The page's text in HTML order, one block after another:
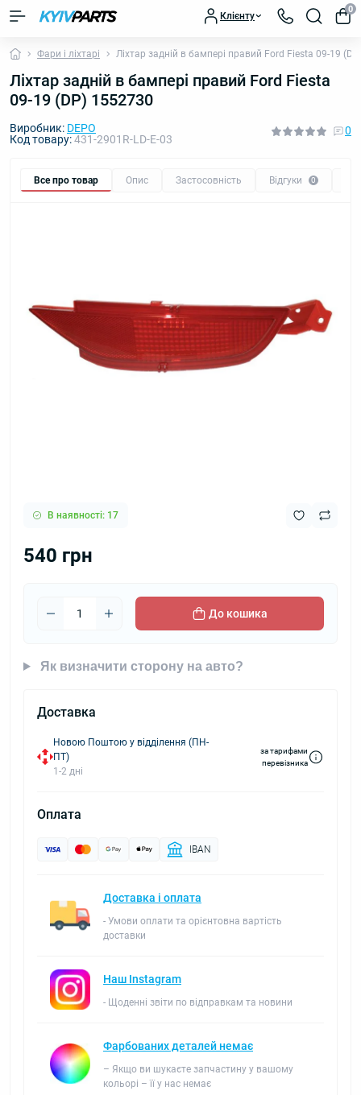
Клієнту
0
Фари і ліхтарі Ліхтар задній в бампері правий Ford Fiesta 09-19
Ліхтар задній в бампері правий Ford Fiesta
09-19 (DP) 1552730
Виробник: DEPO
Код товару:431-2901R-LD-E-03
0
Все про товар Опис Застосовність Відгуки 0
В наявності: 17
540 грн
До кошика
Як визначити сторону на авто?
Доставка
Новою Поштою у відділення (ПН-
ПТ)
1-2 дні
за тарифами
перевізника
Оплата
IBAN
Доставка і оплата
- Умови оплати та орієнтовна вартість
доставки
Наш Instagram
- Щоденні звіти по відправкам та новини
Фарбованих деталей немає
– Якщо ви шукаєте запчастину у вашому
кольорі – її у нас немає